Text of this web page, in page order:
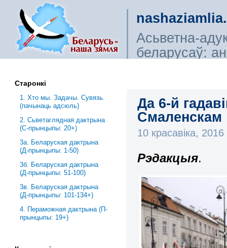
Асьветна-
беларусаў:
Да 6-й
Смаленскам
10 красавіка, 2016
Рэдакцыя.
Старонкі
1. Хто мы. Задачы. Сувязь.
(пачынаць адсюль)
2. Сьветаглядная дактрына
(С-прынцыпы: 20+)
3a. Беларуская дактрына
(Д-прынцыпы: 1-50)
3б. Беларуская дактрына
(Д-прынцыпы: 51-100)
3в. Беларуская дактрына
(Д-прынцыпы: 101-134+)
4. Пераможная дактрына (П-
прынцыпы: 19+)